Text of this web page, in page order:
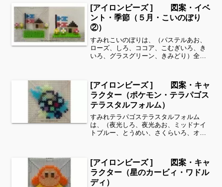
[アイロンビーズ ] 図案・イベ
ント・季節（５月・こいのぼり
②）
すみれこいのぼりは、（パステルあお、
ローズ、しろ、ココア、こむぎいろ、き
いろ、グラスグリーン、きみどり）全て
などシリーズ別に図案を見ることができ
ます！お時間がありました...
[アイロンビーズ ] 図案・キャ
ラクター（ポケモン・テラパゴス
テラスタルフォルム）
すみれテラパゴステラスタルフォルム
は、（夜光しろ、夜光あお、ミッドナイ
トブルー、とうめい、さくらいろ、オリ
パステルみどり、あか、パステルあお）
全てパーラービーズを使用し...
[アイロンビーズ ] 図案・キャ
ラクター（星のカービィ・ワドル
ディ）